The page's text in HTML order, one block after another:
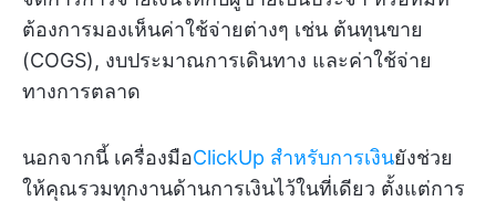
ต้องการมองเห็นค่าใช้จ่ายต่างๆ เช่น ต้นทุนขาย
(COGS), งบประมาณการเดินทาง และค่าใช้จ่าย
ทางการตลาด
นอกจากนี้ เครื่องมือClickUp สำหรับการเงินยังช่วย
ให้คุณรวมทุกงานด้านการเงินไว้ในที่เดียว ตั้งแต่การ